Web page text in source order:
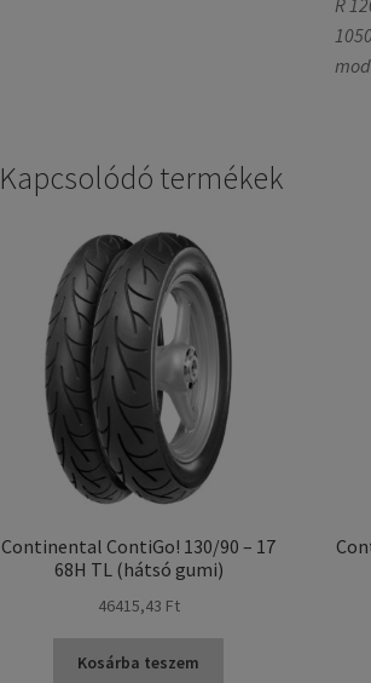
R
Kapcsolódó termékek
Continental ContiGo! 130/90 – 17
68H TL (hátsó gumi)
46415,43 Ft
Kosárba teszem